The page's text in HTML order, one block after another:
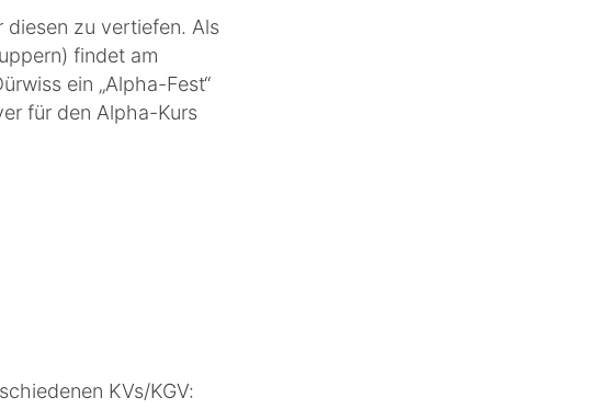
diesen zu vertiefen. Als
findet am
ein „Alpha-Fest“
für den Alpha-Kurs
KVs/KGV: